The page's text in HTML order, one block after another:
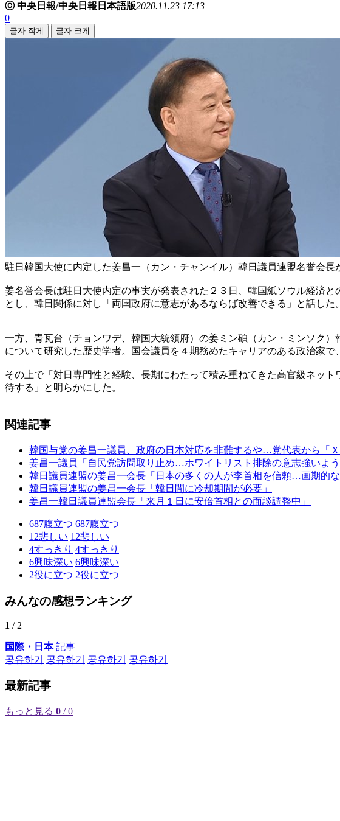
ⓒ 中央日報/中央日報日本語版2020.11.23 17:13
0
글자 작게 글자 크게
駐日韓国大使に内定した姜昌一（カン・チャンイル）韓日議員連盟名誉会
姜名誉会長は駐日大使内定の事実が発表された２３日、韓国紙ソウル経済
とし、韓日関係に対し「両国政府に意志があるならば改善できる」と話した。
一方、青瓦台（チョンワデ、韓国大統領府）の姜ミン碩（カン・ミンソク
について研究した歴史学者。国会議員を４期務めたキャリアのある政治家
その上で「対日専門性と経験、長期にわたって積み重ねてきた高官級ネッ
待する」と明らかにした。
関連記事
韓国与党の姜昌一議員、政府の日本対応を非難するや…党代表から「
姜昌一議員「自民党訪問取り止め…ホワイトリスト排除の意志強いよう
韓日議員連盟の姜昌一会長「日本の多くの人が李首相を信頼…画期的な
韓日議員連盟の姜昌一会長「韓日間に冷却期間が必要」
姜昌一韓日議員連盟会長「来月１日に安倍首相との面談調整中」
687腹立つ 687腹立つ
12悲しい 12悲しい
4すっきり 4すっきり
6興味深い 6興味深い
2役に立つ 2役に立つ
みんなの感想ランキング
1 / 2
国際・日本記事
공유하기
공유하기 공유하기 공유하기
最新記事
もっと見る 0 / 0